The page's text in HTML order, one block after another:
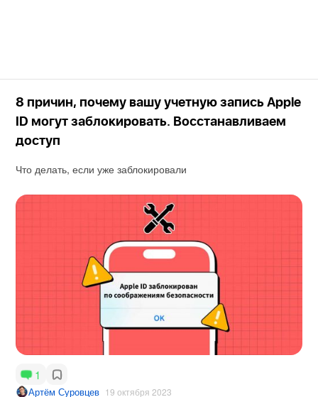
8 причин, почему вашу учетную запись Apple
ID могут заблокировать. Восстанавливаем
доступ
Что делать, если уже заблокировали
1
Артём Суровцев 19 октября 2023